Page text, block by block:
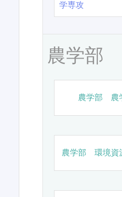
学専攻
農学部
農学部 農
農学部 環境資